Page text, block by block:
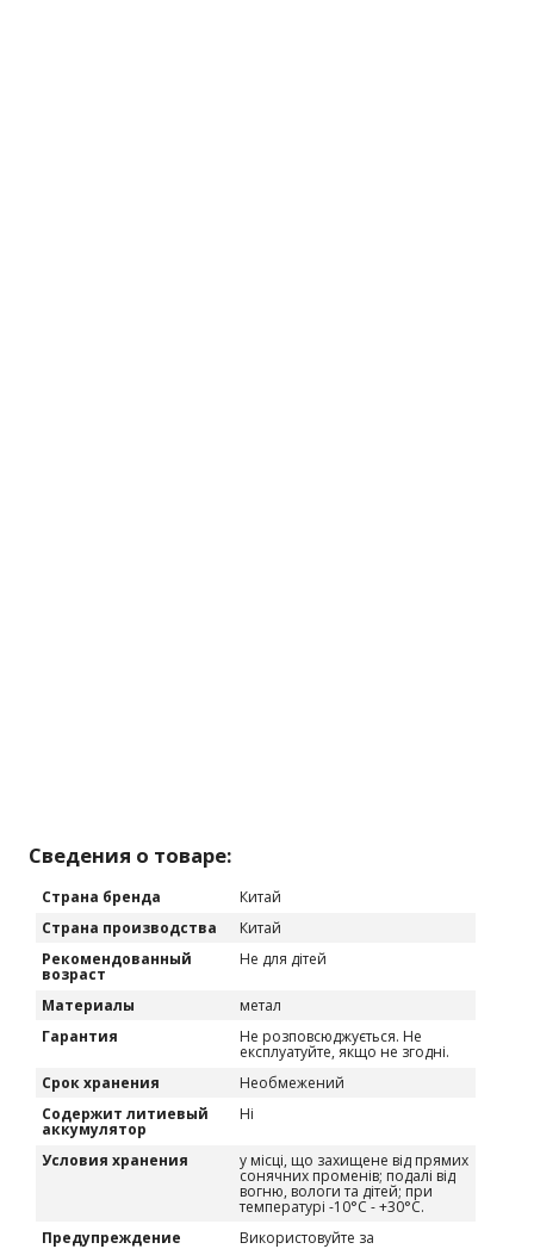
Сведения о товаре:
Страна бренда
Китай
Страна производства
Китай
Рекомендованный
возраст
Не для дітей
Материалы
метал
Гарантия
Не розповсюджується. Не
експлуатуйте, якщо не згодні.
Срок хранения
Необмежений
Содержит литиевый
аккумулятор
Ні
Условия хранения у місці, що захищене від прямих
сонячних променів; подалі від
вогню, вологи та дітей; при
температурі -10°C - +30°C.
Предупреждение
Використовуйте за